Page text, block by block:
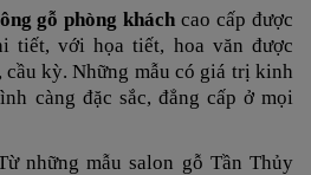
gỗ phòng kháchcao cấp được
tiết, với họa tiết, hoa văn được
kỳ. Những mẫu có giá trị kinh
càng đặc sắc, đẳng cấp ở mọi
những mẫu salon gỗ Tần Thủy